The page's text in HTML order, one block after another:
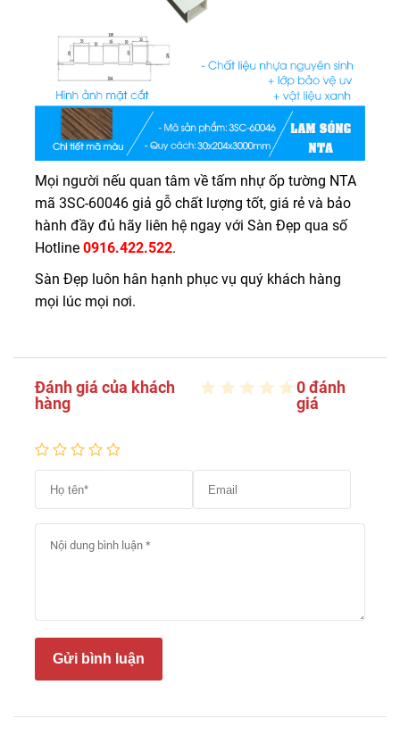
Mọi người nếu quan tâm về tấm nhự ốp tường NTA
mã 3SC-60046 giả gỗ chất lượng tốt, giá rẻ và bảo
hành đầy đủ hãy liên hệ ngay với Sàn Đẹp qua số
Hotline 0916.422.522.
Sàn Đẹp luôn hân hạnh phục vụ quý khách hàng
mọi lúc mọi nơi.
Đánh giá của khách
hàng
0 đánh
giá
Gửi bình luận